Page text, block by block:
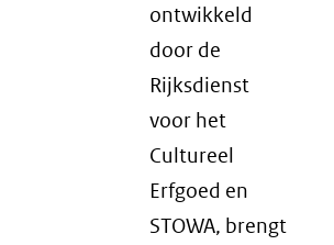
ontwikkeld
door de
Rijksdienst
voor het
Cultureel
Erfgoed en
STOWA, brengt